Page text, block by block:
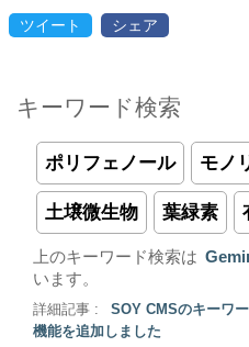
ツイート シェア
キーワード検索
ポリフェノール モノ
土壌微生物 葉緑素
上のキーワード検索は
います。
詳細記事 :
SOY CMSのキーワ
機能を追加しました